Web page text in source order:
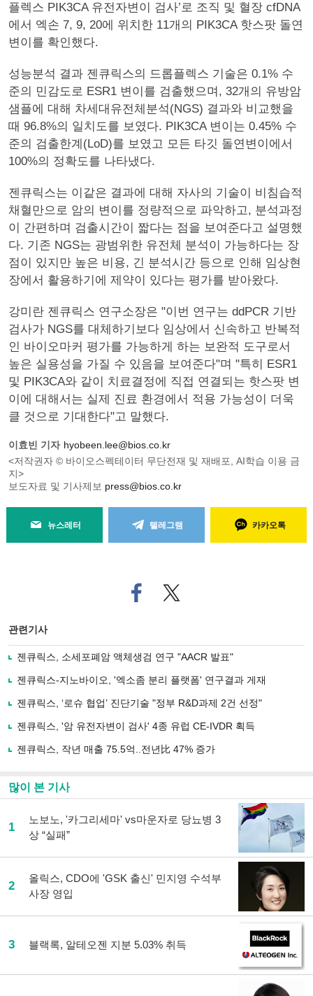
플렉스 PIK3CA 유전자변이 검사’로 조직 및 혈장 cfDNA
에서 엑손 7, 9, 20에 위치한 11개의 PIK3CA 핫스팟 돌연
변이를 확인했다.
성능분석 결과 젠큐릭스의 드롭플렉스 기술은 0.1% 수
준의 민감도로 ESR1 변이를 검출했으며, 32개의 유방암
샘플에 대해 차세대유전체분석(NGS) 결과와 비교했을
때 96.8%의 일치도를 보였다. PIK3CA 변이는 0.45% 수
준의 검출한계(LoD)를 보였고 모든 타깃 돌연변이에서
100%의 정확도를 나타냈다.
젠큐릭스는 이같은 결과에 대해 자사의 기술이 비침습적
채혈만으로 암의 변이를 정량적으로 파악하고, 분석과정
이 간편하며 검출시간이 짧다는 점을 보여준다고 설명했
다. 기존 NGS는 광범위한 유전체 분석이 가능하다는 장
점이 있지만 높은 비용, 긴 분석시간 등으로 인해 임상현
장에서 활용하기에 제약이 있다는 평가를 받아왔다.
강미란 젠큐릭스 연구소장은 "이번 연구는 ddPCR 기반
검사가 NGS를 대체하기보다 임상에서 신속하고 반복적
인 바이오마커 평가를 가능하게 하는 보완적 도구로서
높은 실용성을 가질 수 있음을 보여준다"며 "특히 ESR1
및 PIK3CA와 같이 치료결정에 직접 연결되는 핫스팟 변
이에 대해서는 실제 진료 환경에서 적용 가능성이 더욱
클 것으로 기대한다"고 말했다.
이효빈 기자 hyobeen.lee@bios.co.kr
<저작권자 © 바이오스펙테이터 무단전재 및 재배포, AI학습 이용 금
지>
보도자료 및 기사제보 press@bios.co.kr
뉴스레터 텔레그램 카카오톡
페
이
로
기
사
유
기
트위
터로
관련기사
젠큐릭스, 소세포폐암 액체생검 연구 "AACR 발표"
젠큐릭스-지노바이오, '엑소좀 분리 플랫폼' 연구결과 게재
젠큐릭스, ‘로슈 협업’ 진단기술 "정부 R&D과제 2건 선정"
젠큐릭스, '암 유전자변이 검사' 4종 유럽 CE-IVDR 획득
젠큐릭스, 작년 매출 75.5억..전년比 47% 증가
많이 본 기사
1
노보노, '카그리세마' vs마운자로 당뇨병 3
상 “실패”
2
올릭스, CDO에 'GSK 출신' 민지영 수석부
사장 영입
3 블랙록, 알테오젠 지분 5.03% 취득